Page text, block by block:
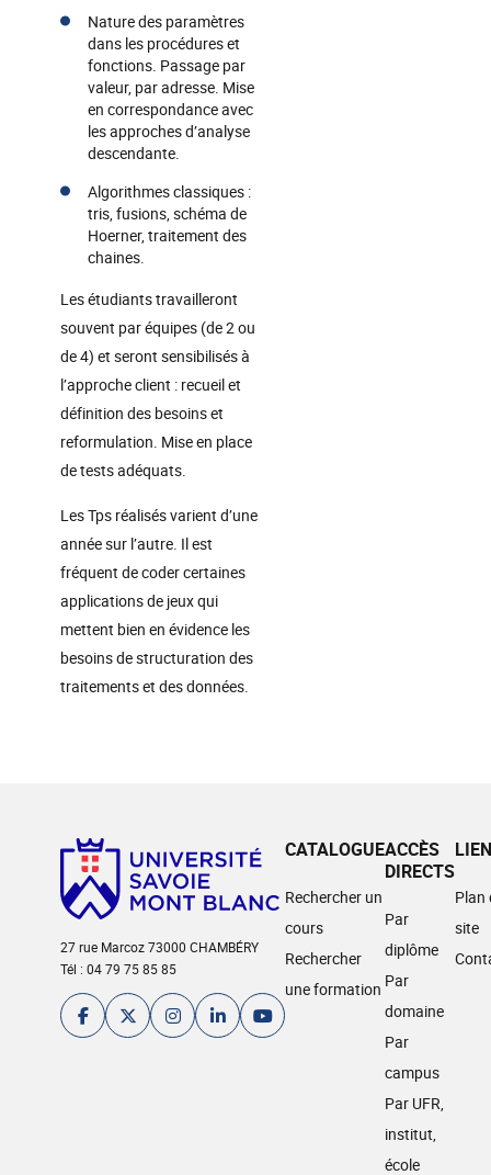
Nature des paramètres
dans les procédures et
fonctions. Passage par
valeur, par adresse. Mise
en correspondance avec
les approches d’analyse
descendante.
Algorithmes classiques :
tris, fusions, schéma de
Hoerner, traitement des
chaines.
Les étudiants travailleront
souvent par équipes (de 2 ou
de 4) et seront sensibilisés à
l’approche client : recueil et
définition des besoins et
reformulation. Mise en place
de tests adéquats.
Les Tps réalisés varient d’une
année sur l’autre. Il est
fréquent de coder certaines
applications de jeux qui
mettent bien en évidence les
besoins de structuration des
traitements et des données.
27 rue Marcoz 73000 CHAMBÉRY
Tél : 04 79 75 85 85
CATALOGUE
Rechercher un
cours
Rechercher
une formation
ACCÈS
DIRECTS
Par
diplôme
Par
domaine
Par
campus
Par UFR,
institut,
école
Plan
site